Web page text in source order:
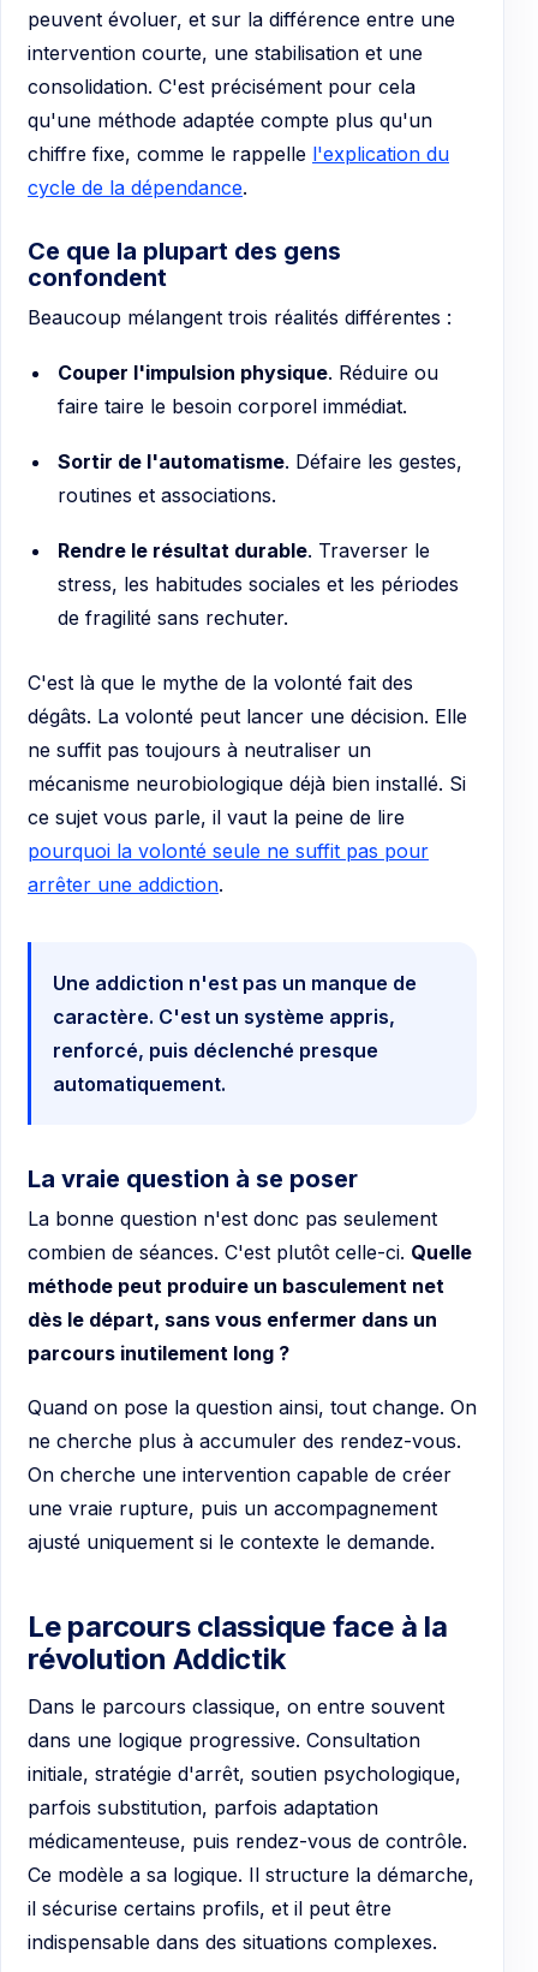
peuvent évoluer, et sur la différence entre une
intervention courte, une stabilisation et une
consolidation. C'est précisément pour cela
qu'une méthode adaptée compte plus qu'un
chiffre fixe, comme le rappelle l'explication du
cycle de la dépendance.
Ce que la plupart des gens
confondent
Beaucoup mélangent trois réalités différentes :
Couper l'impulsion physique. Réduire ou
faire taire le besoin corporel immédiat.
Sortir de l'automatisme. Défaire les gestes,
routines et associations.
Rendre le résultat durable. Traverser le
stress, les habitudes sociales et les périodes
de fragilité sans rechuter.
C'est là que le mythe de la volonté fait des
dégâts. La volonté peut lancer une décision. Elle
ne suffit pas toujours à neutraliser un
mécanisme neurobiologique déjà bien installé. Si
ce sujet vous parle, il vaut la peine de lire
pourquoi la volonté seule ne suffit pas pour
arrêter une addiction.
Une addiction n'est pas un manque de
caractère. C'est un système appris,
renforcé, puis déclenché presque
automatiquement.
La vraie question à se poser
La bonne question n'est donc pas seulement
combien de séances. C'est plutôt celle-ci. Quelle
méthode peut produire un basculement net
dès le départ, sans vous enfermer dans un
parcours inutilement long ?
Quand on pose la question ainsi, tout change. On
ne cherche plus à accumuler des rendez-vous.
On cherche une intervention capable de créer
une vraie rupture, puis un accompagnement
ajusté uniquement si le contexte le demande.
Le parcours classique face à la
révolution Addictik
Dans le parcours classique, on entre souvent
dans une logique progressive. Consultation
initiale, stratégie d'arrêt, soutien psychologique,
parfois substitution, parfois adaptation
médicamenteuse, puis rendez-vous de contrôle.
Ce modèle a sa logique. Il structure la démarche,
il sécurise certains profils, et il peut être
indispensable dans des situations complexes.